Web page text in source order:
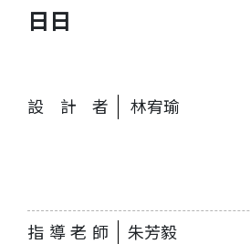
日日
設計者 林宥瑜
指導老師 朱芳毅